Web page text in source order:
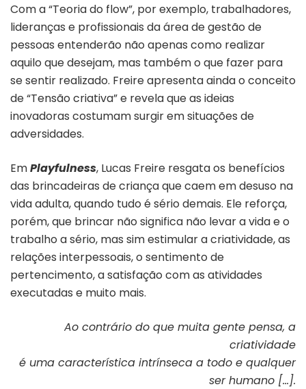
Com a “Teoria do flow”, por exemplo, trabalhadores,
lideranças e profissionais da área de gestão de
pessoas entenderão não apenas como realizar
aquilo que desejam, mas também o que fazer para
se sentir realizado. Freire apresenta ainda o conceito
de “Tensão criativa” e revela que as ideias
inovadoras costumam surgir em situações de
adversidades.
EmPlayfulness, Lucas Freire resgata os benefícios
das brincadeiras de criança que caem em desuso na
vida adulta, quando tudo é sério demais. Ele reforça,
porém, que brincar não significa não levar a vida e o
trabalho a sério, mas sim estimular a criatividade, as
relações interpessoais, o sentimento de
pertencimento, a satisfação com as atividades
executadas e muito mais.
Ao contrário do que muita gente pensa, a
criatividade
é uma característica intrínseca a todo e qualquer
ser humano […].